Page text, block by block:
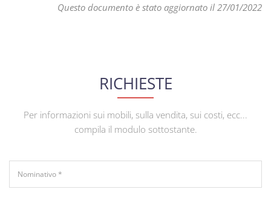
Questo documento è stato aggiornato il 27/01/2022
RICHIESTE
Per informazioni sui mobili, sulla vendita, sui costi, ecc...
compila il modulo sottostante.